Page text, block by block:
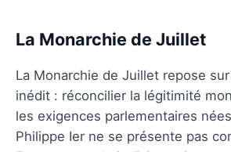
La Monarchie de Juillet
La Monarchie de Juillet repose
inédit : réconcilier la légitimité
les exigences parlementaires
Philippe Ier ne se présente pas